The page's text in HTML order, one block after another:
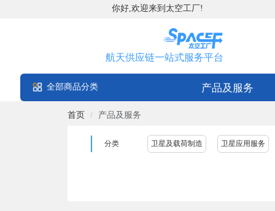
你好,欢迎来到太空工厂!
航天供应链一站式服务平台
全部商品分类 产品及服务
首页 / 产品及服务
分类 卫星及载荷制造 卫星应用服务